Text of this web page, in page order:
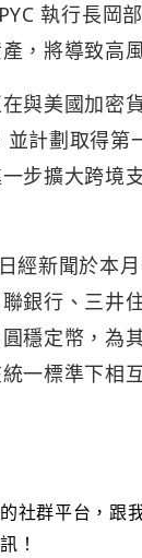
執行長岡
，將導致高
與美國加密
計劃取得第
步擴大跨境
經新聞於本
銀行、三井
穩定幣，為
一標準下相
社群平台，跟
！